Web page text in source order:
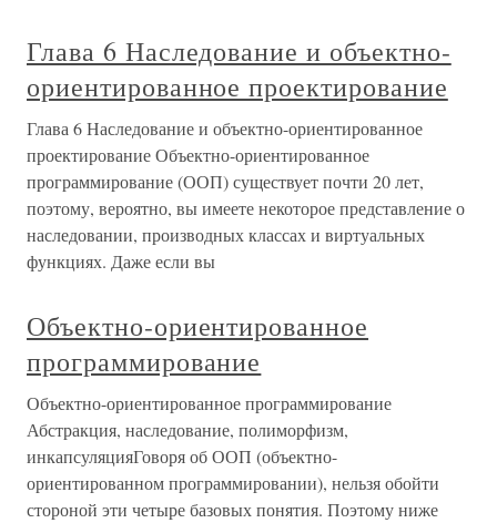
Глава 6 Наследование и объектно-
ориентированное проектирование
Глава 6 Наследование и объектно-ориентированное
проектирование Объектно-ориентированное
программирование (ООП) существует почти 20 лет,
поэтому, вероятно, вы имеете некоторое представление о
наследовании, производных классах и виртуальных
функциях. Даже если вы
Объектно-ориентированное
программирование
Объектно-ориентированное программирование
Абстракция, наследование, полиморфизм,
инкапсуляцияГоворя об ООП (объектно-
ориентированном программировании), нельзя обойти
стороной эти четыре базовых понятия. Поэтому ниже